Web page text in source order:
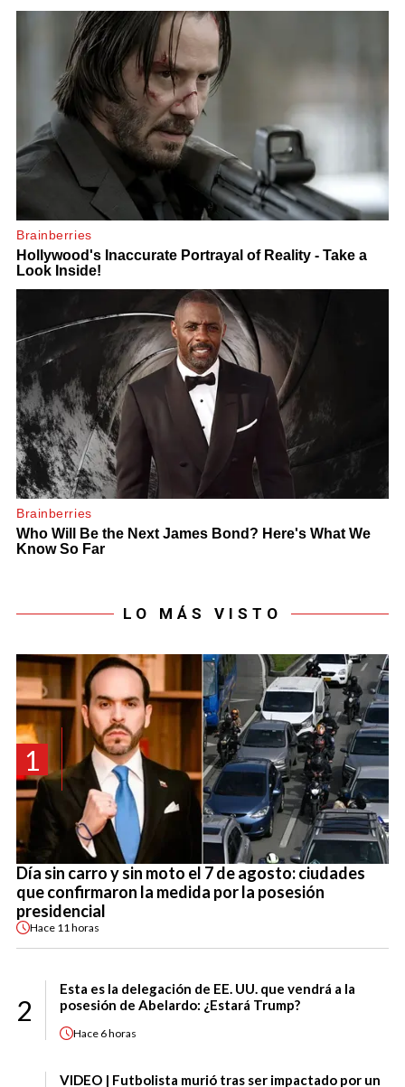
LO MÁS VISTO
1
Día sin carro y sin moto el 7 de agosto: ciudades
que confirmaron la medida por la posesión
presidencial
Hace 11 horas
2
Esta es la delegación de EE. UU. que vendrá a la
posesión de Abelardo: ¿Estará Trump?
Hace 6 horas
VIDEO | Futbolista murió tras ser impactado por un